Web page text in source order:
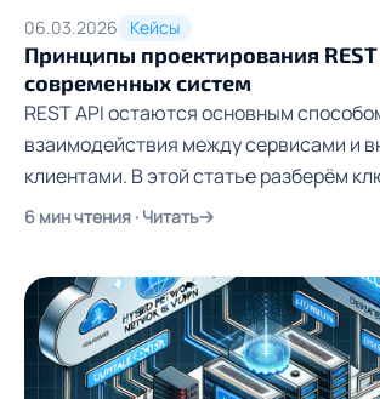
06.03.2026 Кейсы
Принципы проектирования REST
современных систем
REST API остаются основным
взаимодействия между сервисами и
клиентами. В этой статье разберём
архитектурные принципы
обработку ошибок, версионирование и
наблюдаемость — а также почему эти
становятся ещё важнее в эпоху AI-
6 мин чтения · Читать